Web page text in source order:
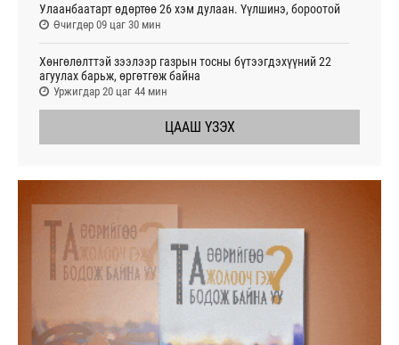
Улаанбаатарт өдөртөө 26 хэм дулаан. Үүлшинэ, бороотой
Өчигдөр 09 цаг 30 мин
Хөнгөлөлттэй зээлээр газрын тосны бүтээгдэхүүний 22
агуулах барьж, өргөтгөж байна
Уржигдар 20 цаг 44 мин
ЦААШ ҮЗЭХ